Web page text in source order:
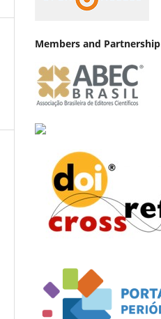
Members and Partnership